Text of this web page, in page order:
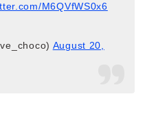
M6QVfWS0x6
August 20,